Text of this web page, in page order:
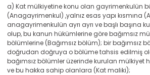
a) Kat mülkiyetine konu olan gayrimenkulün
(Anagayrimenkul) ,yalnız esas yapı kısmına
anagayrimenkulün ayrı ayrı ve başlı başına
olup, bu kanun hükümlerine göre bağımsız
bölümlerine (Bağımsız bölüm); bir bağımsız
doğrudan doğruya o bölüme tahsis edilmiş
bağımsız bölümler üzerinde kurulan mülkiyet
ve bu hakka sahip olanlara (Kat maliki);